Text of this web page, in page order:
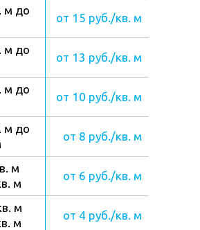
м до
от 15 руб./кв. м
м до
от 13 руб./кв. м
м до
от 10 руб./кв. м
м до
от 8 руб./кв. м
м
м
от 6 руб./кв. м
м
м
от 4 руб./кв. м